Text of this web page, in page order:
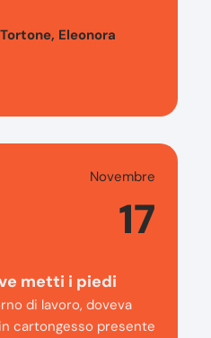
Eleonora
Novembre
17
metti i piedi
di lavoro, doveva
cartongesso presente